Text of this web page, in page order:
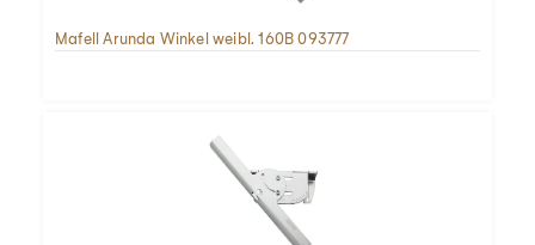
Mafell Arunda Winkel weibl. 160B 093777